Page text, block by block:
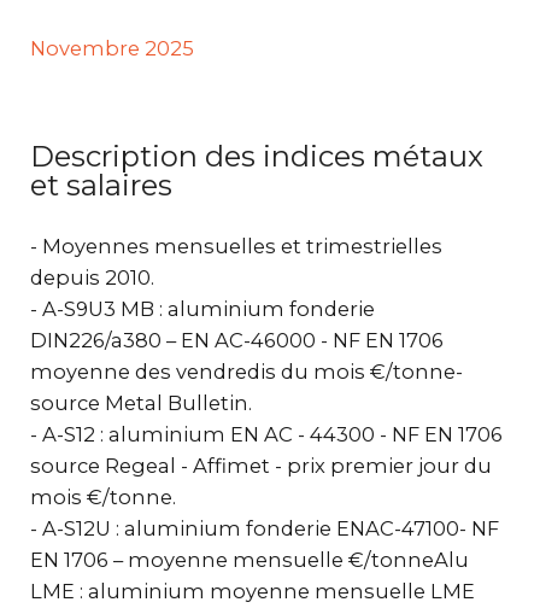
Novembre 2025
Description des indices métaux
et salaires
- Moyennes mensuelles et trimestrielles
depuis 2010.
- A-S9U3 MB : aluminium fonderie
DIN226/a380 – EN AC-46000 - NF EN 1706
moyenne des vendredis du mois €/tonne-
source Metal Bulletin.
- A-S12 : aluminium EN AC - 44300 - NF EN 1706
source Regeal - Affimet - prix premier jour du
mois €/tonne.
- A-S12U : aluminium fonderie ENAC-47100- NF
EN 1706 – moyenne mensuelle €/tonneAlu
LME : aluminium moyenne mensuelle LME